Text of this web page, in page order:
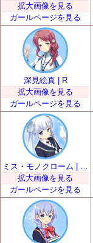
拡大画像を見る
ガールページを見る
深見絵真 | R
拡大画像を見る
ガールページを見る
拡大画像を見る
ガールページを見る